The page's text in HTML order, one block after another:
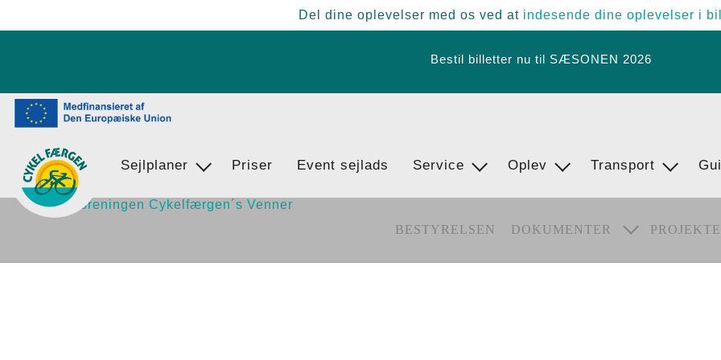
Del dine oplevelser med os ved at indesende dine oplevelser i
Bestil billetter nu til SÆSONEN 2026
Sejlplaner
Find vej Priser Event sejlads Service
Cykelservice
Vejrudsigt
Oplev
Ostsee Radweg
Attraktioner
Transport
Bus
Færger
BESTYRELSEN DOKUMENTER